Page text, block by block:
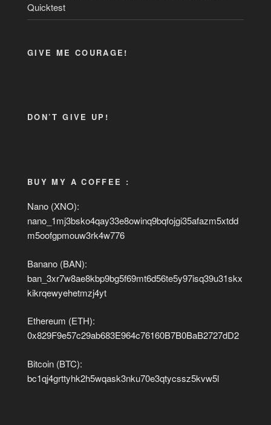
Quicktest
GIVE ME COURAGE!
DON’T GIVE UP!
BUY MY A COFFEE :
Nano (XNO):
nano_1mj3bsko4qay33e8owinq9bqfojgi35afazm5xtdd
m5oofgpmouw3rk4w776
Banano (BAN):
ban_3xr7w8ae8kbp9bg5f69mt6d56te5y97isq39u31skx
kikrqewyehetmzj4yt
Ethereum (ETH):
0x829F9e57c29ab683E964c76160B7B0BaB2727dD2
Bitcoin (BTC):
bc1qj4grttyhk2h5wqask3nku70e3qtycssz5kvw5l